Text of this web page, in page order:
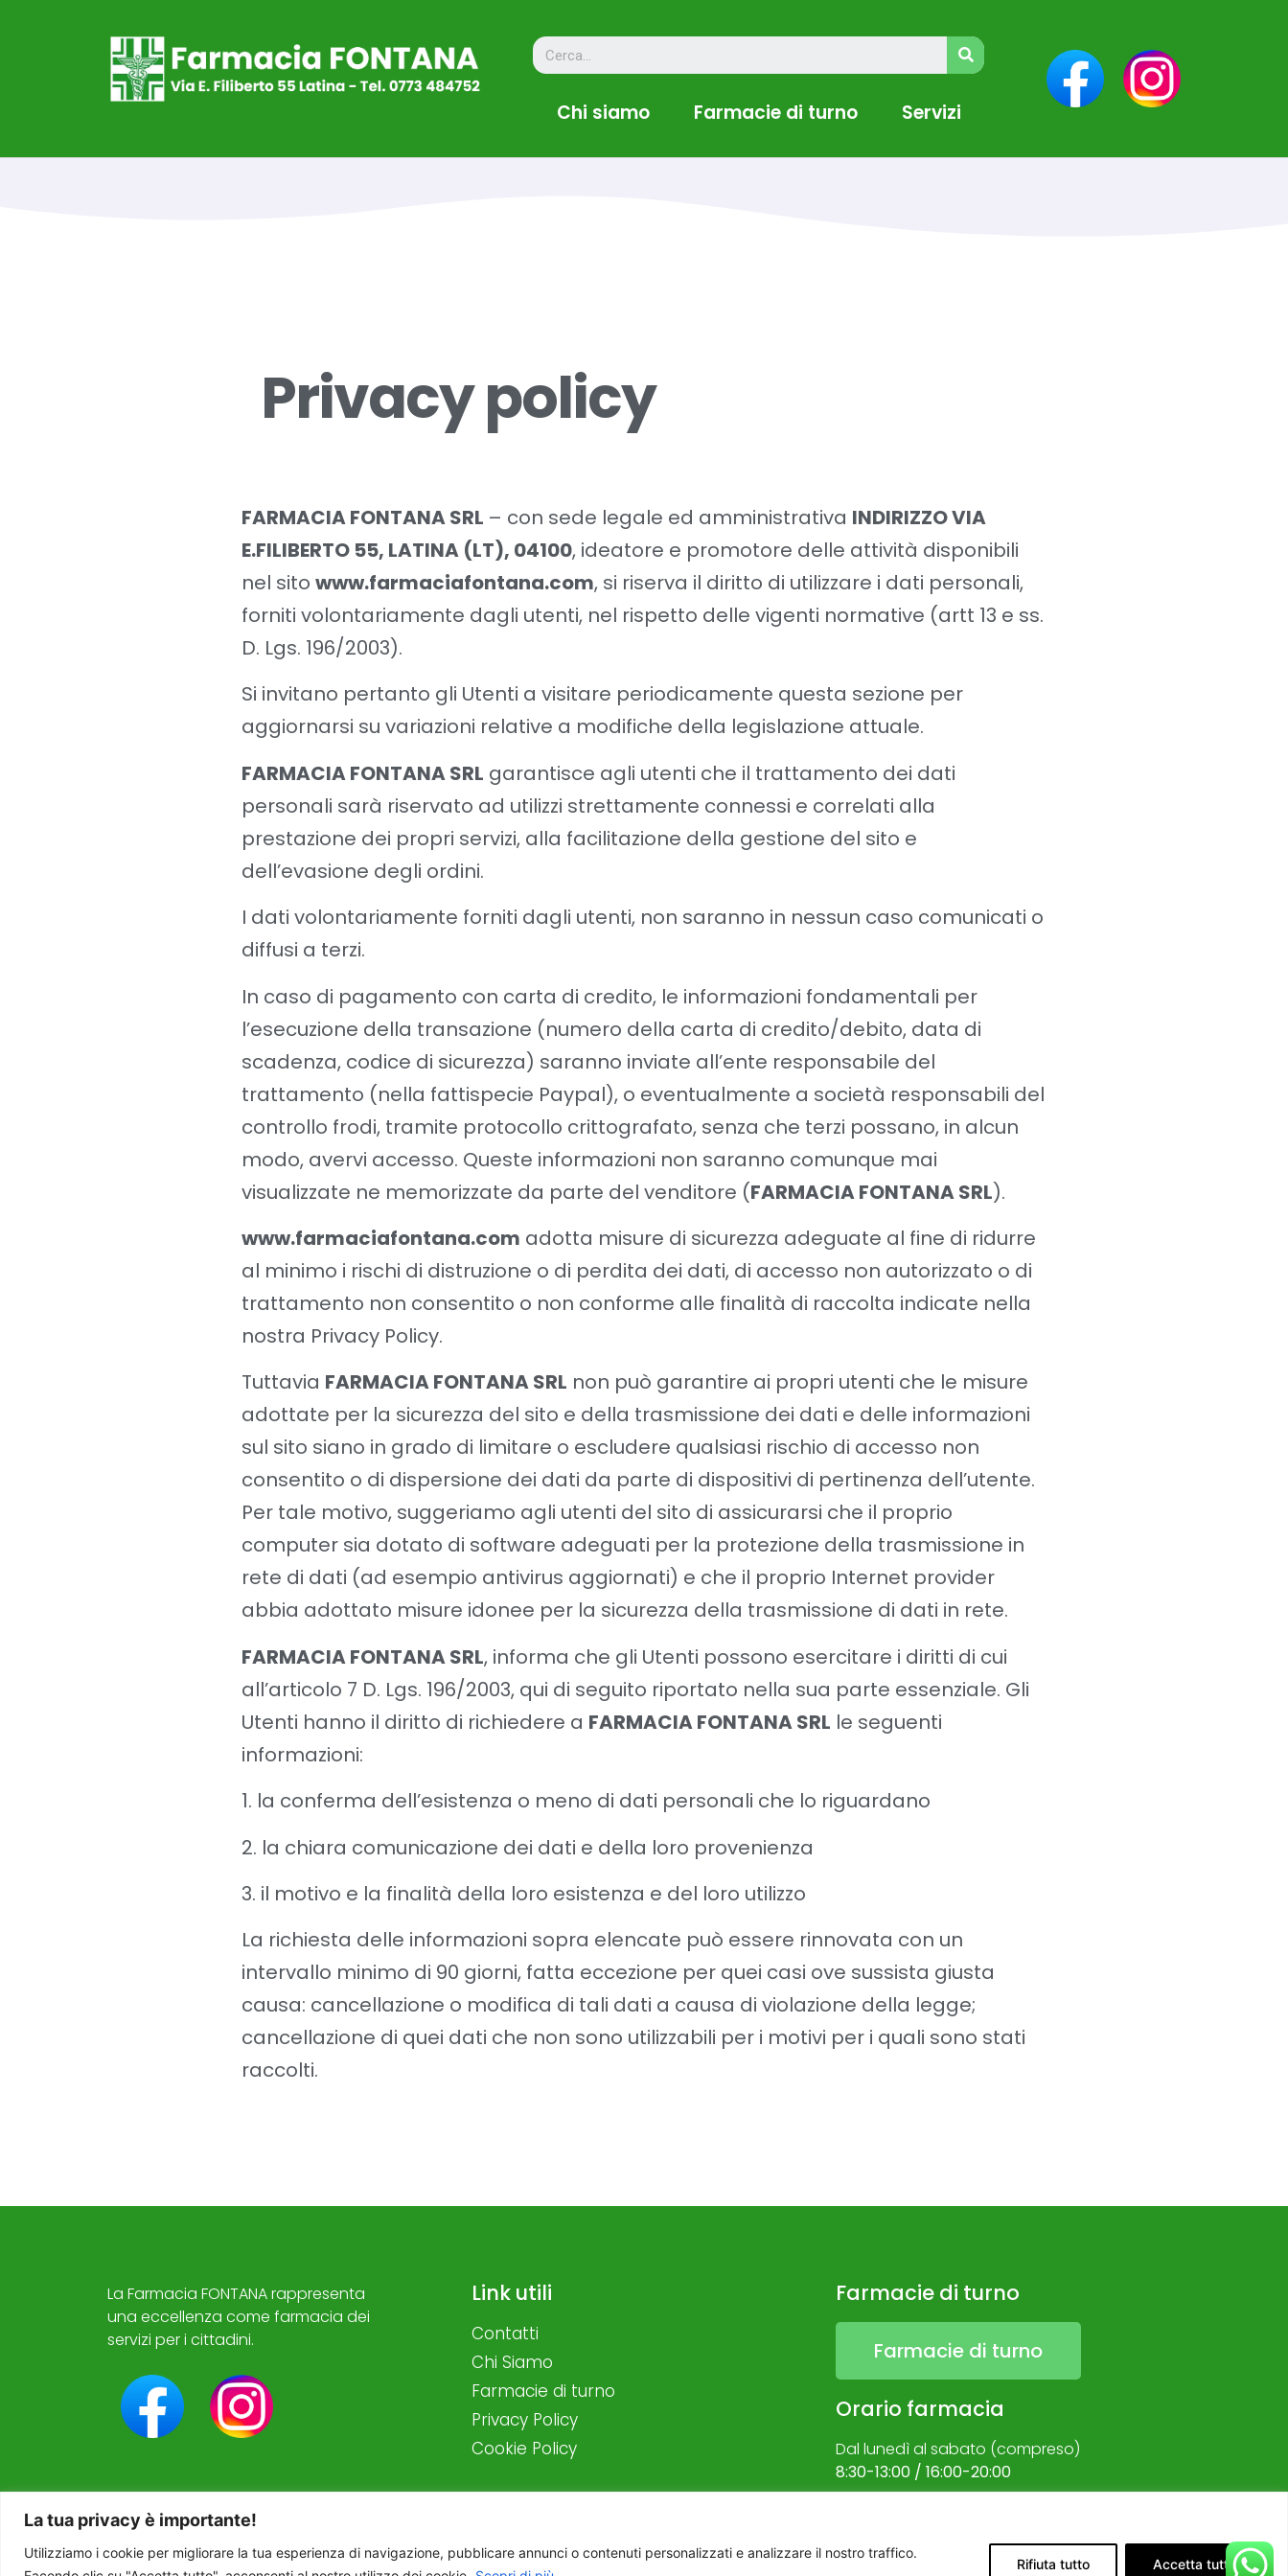
La tua privacy è importante!
Utilizziamo i cookie per migliorare la tua esperienza di navigazione, pubblicare annunci o contenuti personalizzati e analizzare il nostro traffico.
Rifiuta tutto Accetta tutto
Chi siamo Farmacie di turno Servizi
Privacy policy
FARMACIA FONTANA SRL – con sede legale ed amministrativa INDIRIZZO VIA
E.FILIBERTO 55, LATINA (LT), 04100, ideatore e promotore delle attività disponibili
nel sito www.farmaciafontana.com, si riserva il diritto di utilizzare i dati personali,
forniti volontariamente dagli utenti, nel rispetto delle vigenti normative (artt 13 e ss.
D. Lgs. 196/2003).
Si invitano pertanto gli Utenti a visitare periodicamente questa sezione per
aggiornarsi su variazioni relative a modifiche della legislazione attuale.
FARMACIA FONTANA SRL garantisce agli utenti che il trattamento dei dati
personali sarà riservato ad utilizzi strettamente connessi e correlati alla
prestazione dei propri servizi, alla facilitazione della gestione del sito e
dell’evasione degli ordini.
I dati volontariamente forniti dagli utenti, non saranno in nessun caso comunicati o
diffusi a terzi.
In caso di pagamento con carta di credito, le informazioni fondamentali per
l’esecuzione della transazione (numero della carta di credito/debito, data di
scadenza, codice di sicurezza) saranno inviate all’ente responsabile del
trattamento (nella fattispecie Paypal), o eventualmente a società responsabili del
controllo frodi, tramite protocollo crittografato, senza che terzi possano, in alcun
modo, avervi accesso. Queste informazioni non saranno comunque mai
visualizzate ne memorizzate da parte del venditore (FARMACIA FONTANA SRL).
www.farmaciafontana.com adotta misure di sicurezza adeguate al fine di ridurre
al minimo i rischi di distruzione o di perdita dei dati, di accesso non autorizzato o di
trattamento non consentito o non conforme alle finalità di raccolta indicate nella
nostra Privacy Policy.
Tuttavia FARMACIA FONTANA SRL non può garantire ai propri utenti che le misure
adottate per la sicurezza del sito e della trasmissione dei dati e delle informazioni
sul sito siano in grado di limitare o escludere qualsiasi rischio di accesso non
consentito o di dispersione dei dati da parte di dispositivi di pertinenza dell’utente.
Per tale motivo, suggeriamo agli utenti del sito di assicurarsi che il proprio
computer sia dotato di software adeguati per la protezione della trasmissione in
rete di dati (ad esempio antivirus aggiornati) e che il proprio Internet provider
abbia adottato misure idonee per la sicurezza della trasmissione di dati in rete.
FARMACIA FONTANA SRL, informa che gli Utenti possono esercitare i diritti di cui
all’articolo 7 D. Lgs. 196/2003, qui di seguito riportato nella sua parte essenziale. Gli
Utenti hanno il diritto di richiedere a FARMACIA FONTANA SRL le seguenti
informazioni:
1. la conferma dell’esistenza o meno di dati personali che lo riguardano
2. la chiara comunicazione dei dati e della loro provenienza
3. il motivo e la finalità della loro esistenza e del loro utilizzo
La richiesta delle informazioni sopra elencate può essere rinnovata con un
intervallo minimo di 90 giorni, fatta eccezione per quei casi ove sussista giusta
causa: cancellazione o modifica di tali dati a causa di violazione della legge;
cancellazione di quei dati che non sono utilizzabili per i motivi per i quali sono stati
raccolti.
La Farmacia FONTANA rappresenta
una eccellenza come farmacia dei
servizi per i cittadini.
Link utili
Contatti
Chi Siamo
Farmacie di turno
Privacy Policy
Cookie Policy
Farmacie di turno
Farmacie di turno
Orario farmacia
Dal lunedì al sabato (compreso)
8:30-13:00 / 16:00-20:00